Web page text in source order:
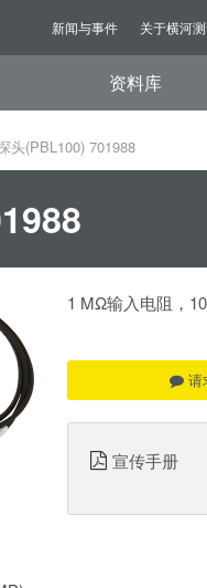
新闻与事件 关于横河
资料库
头(PBL100) 701988
1 MΩ输入电阻，
请
宣传手册